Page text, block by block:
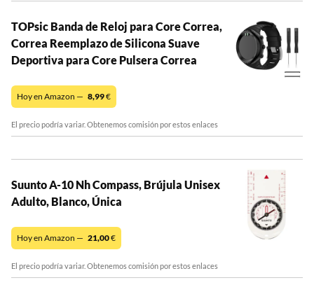
TOPsic Banda de Reloj para Core Correa,
Correa Reemplazo de Silicona Suave
Deportiva para Core Pulsera Correa
Hoy en Amazon — 8,99€
El precio podría variar. Obtenemos comisión por estos enlaces
Suunto A-10 Nh Compass, Brújula Unisex
Adulto, Blanco, Única
Hoy en Amazon — 21,00€
El precio podría variar. Obtenemos comisión por estos enlaces